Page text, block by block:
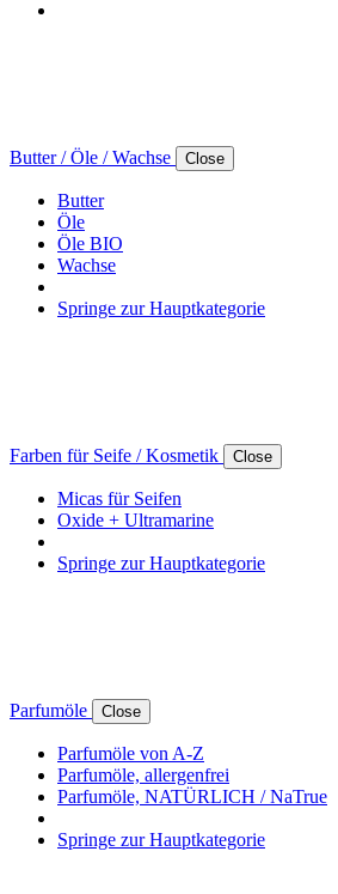
Butter / Öle / Wachse Close
Butter
Öle
Öle BIO
Wachse
Springe zur Hauptkategorie
Farben für Seife / Kosmetik Close
Micas für Seifen
Oxide + Ultramarine
Springe zur Hauptkategorie
Parfumöle Close
Parfumöle von A-Z
Parfumöle, allergenfrei
Parfumöle, NATÜRLICH / NaTrue
Springe zur Hauptkategorie